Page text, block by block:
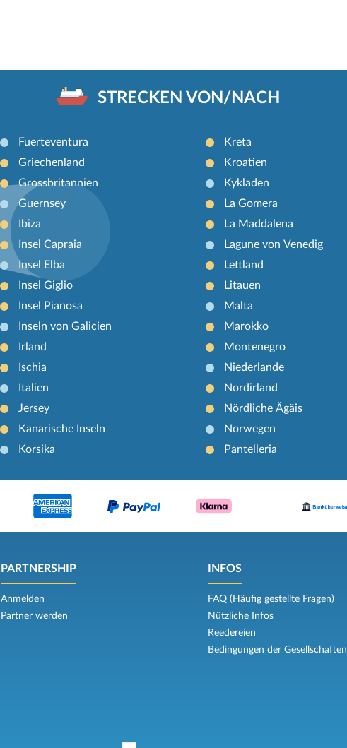
STRECKEN VON/NACH
Fuerteventura
Griechenland
Grossbritannien
Guernsey
Ibiza
Insel Capraia
Insel Elba
Insel Giglio
Insel Pianosa
Inseln von Galicien
Irland
Ischia
Italien
Jersey
Kanarische Inseln
Korsika
Kreta
Kroatien
Kykladen
La Gomera
La Maddalena
Lagune von Venedig
Lettland
Litauen
Malta
Marokko
Montenegro
Niederlande
Nordirland
Nördliche Ägäis
Norwegen
Pantelleria
PARTNERSHIP
Anmelden
Partner werden
INFOS
FAQ (Häufig gestellte Fragen)
Nützliche Infos
Reedereien
Bedingungen der Gesellschaften